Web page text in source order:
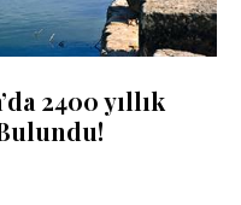
2400 yıllık